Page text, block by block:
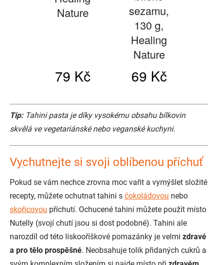
Tip:Tahini pasta je díky vysokému obsahu bílkovin
skvělá ve vegetariánské nebo veganské kuchyni.
Vychutnejte si svoji oblíbenou příchuť
Pokud se vám nechce zrovna moc vařit a vymýšlet složité
recepty, můžete ochutnat tahini s čokoládovou nebo
skořicovou příchutí. Ochucené tahini můžete použít místo
Nutelly (svojí chutí jsou si dost podobné). Tahini ale
narozdíl od této lískooříškové pomazánky je velmi zdravé
a pro tělo prospěšné. Neobsahuje tolik přidaných cukrů a